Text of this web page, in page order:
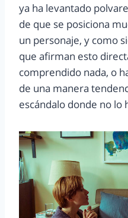
ya ha levantado
de que se posiciona
un personaje, y como
que afirman esto
comprendido nada, o
de una manera
escándalo donde no lo